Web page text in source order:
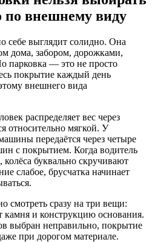
по внешнему виду
себе выглядит солидно. Она
дома, забором, дорожками,
парковка — это не просто
покрытие каждый день
внешнего вида
распределяет вес через
относительно мягкой. У
передаётся через четыре
с покрытием. Когда водитель
колёса буквально скручивают
слабое, брусчатка начинает
смотреть сразу на три вещи:
камня и конструкцию основания.
выбран неправильно, покрытие
при дорогом материале.